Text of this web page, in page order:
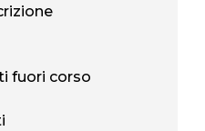
fuori corso